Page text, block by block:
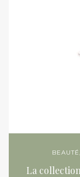
BEAUTÉ
La